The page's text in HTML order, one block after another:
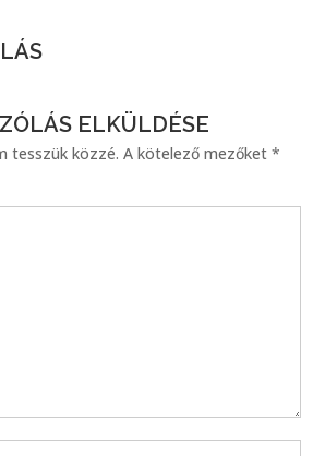
ELKÜLDÉSE
tesszük közzé. A kötelező mezőket*